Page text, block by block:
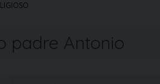
padre Antonio